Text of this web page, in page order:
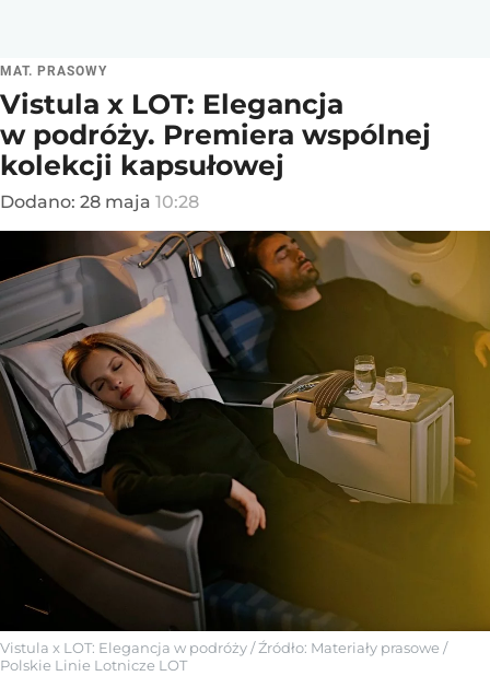
MAT. PRASOWY
Vistula x LOT: Elegancja
w podróży. Premiera wspólnej
kolekcji kapsułowej
Dodano: 28 maja 10:28
Vistula x LOT: Elegancja w podróży/ Źródło: Materiały prasowe /
Polskie Linie Lotnicze LOT